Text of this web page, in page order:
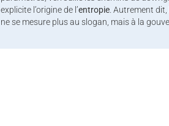
explicite l’origine de l’entropie. Autrement
ne se mesure plus au slogan, mais à la